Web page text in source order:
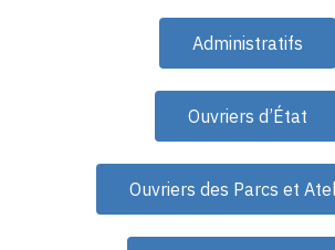
Administratifs
Ouvriers d’État
Ouvriers des Parcs et